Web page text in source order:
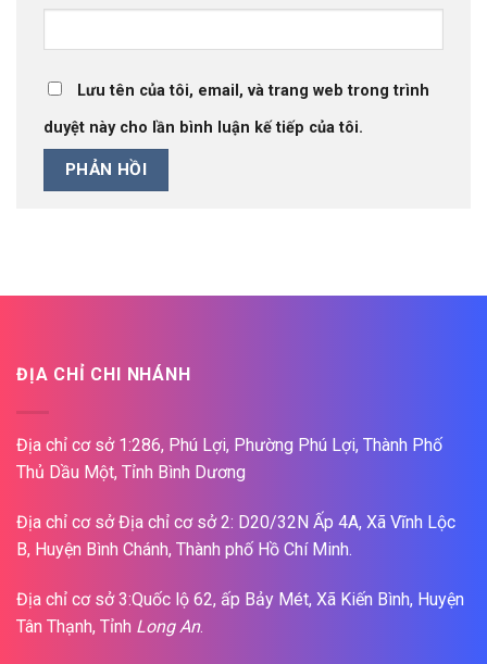
Lưu tên của tôi, email, và trang web trong trình
duyệt này cho lần bình luận kế tiếp của tôi.
ĐỊA CHỈ CHI NHÁNH
Địa chỉ cơ sở 1:286, Phú Lợi, Phường Phú Lợi, Thành Phố
Thủ Dầu Một, Tỉnh Bình Dương
Địa chỉ cơ sở Địa chỉ cơ sở 2: D20/32N Ấp 4A, Xã Vĩnh Lộc
B, Huyện Bình Chánh, Thành phố Hồ Chí Minh.
Địa chỉ cơ sở 3:Quốc lộ 62, ấp Bảy Mét, Xã Kiến Bình, Huyện
Tân Thạnh, Tỉnh Long An.